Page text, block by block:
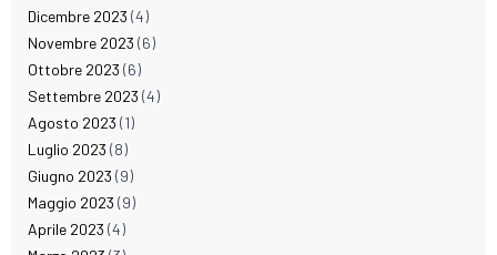
Dicembre 2023 (4)
Novembre 2023 (6)
Ottobre 2023 (6)
Settembre 2023 (4)
Agosto 2023 (1)
Luglio 2023 (8)
Giugno 2023 (9)
Maggio 2023 (9)
Aprile 2023 (4)